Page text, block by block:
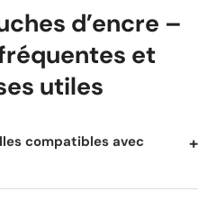
d’encre –
et
utiles
compatibles avec